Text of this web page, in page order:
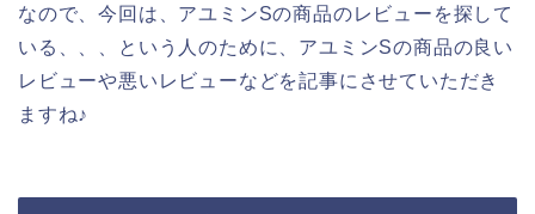
なので、今回は、アユミンSの商品のレビューを探して
いる、、、という人のために、アユミンSの商品の良い
レビューや悪いレビューなどを記事にさせていただき
ますね♪